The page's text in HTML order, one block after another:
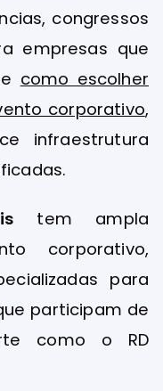
congressos
empresas que
como escolher
corporativo,
infraestrutura
tem ampla
corporativo,
para
participam de
como o RD